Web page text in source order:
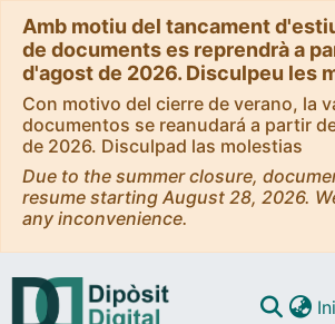
Amb motiu del tancament
de documents es reprendrà a
d'agost de 2026. Disculpeu les
Con motivo del cierre de verano, la
documentos se reanudará a partir
de 2026. Disculpad las molestias
Due to the summer closure,
resume starting August 28, 2026.
any inconvenience.